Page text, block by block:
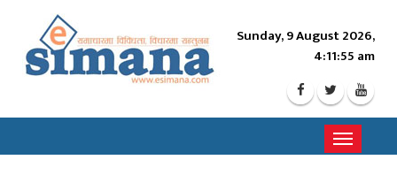
Sunday, 9 August 2026,
4:11:58 am
Toggle